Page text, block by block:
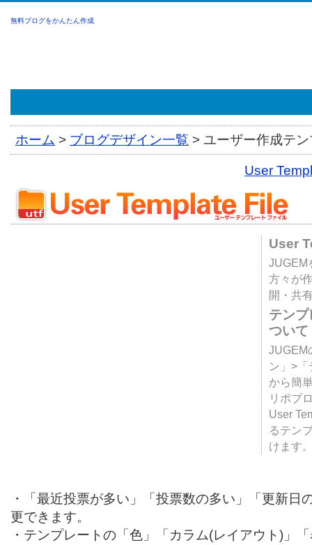
無料ブログをかんたん作成
ホーム > ブログデザイン一覧 > ユーザー作成テ
User
User
JUGEM
方々が
開・共
テン
ついて
JUGEM
ン」>
から簡
リポブ
User
るテン
けます
・「最近投票が多い」「投票数の多い」「更新日
更できます。
・テンプレートの「色」「カラム(レイアウト)」